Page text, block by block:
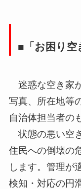
■「お困り空
迷惑な空き家
写真、所在地等
自治体担当者の
状態の悪い空
住民への倒壊の
します。管理が
検知・対応の円